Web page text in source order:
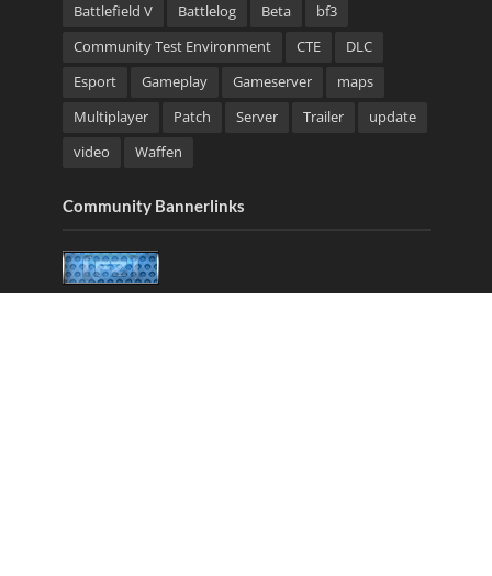
Battlefield V
Battlelog Beta
bf3
Community Test Environment
CTE
DLC
Esport
Gameplay Gameserver
maps
Multiplayer
Patch Server Trailer
update
video
Waffen
Community Bannerlinks